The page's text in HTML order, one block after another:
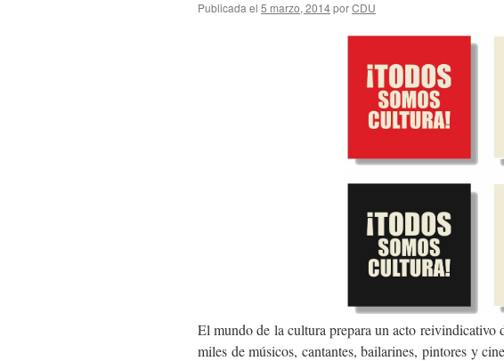
Publicada el 5 marzo, 2014porCDU
El mundo de la cultura prepara un acto reivindicativo
miles de músicos, cantantes, bailarines, pintores y